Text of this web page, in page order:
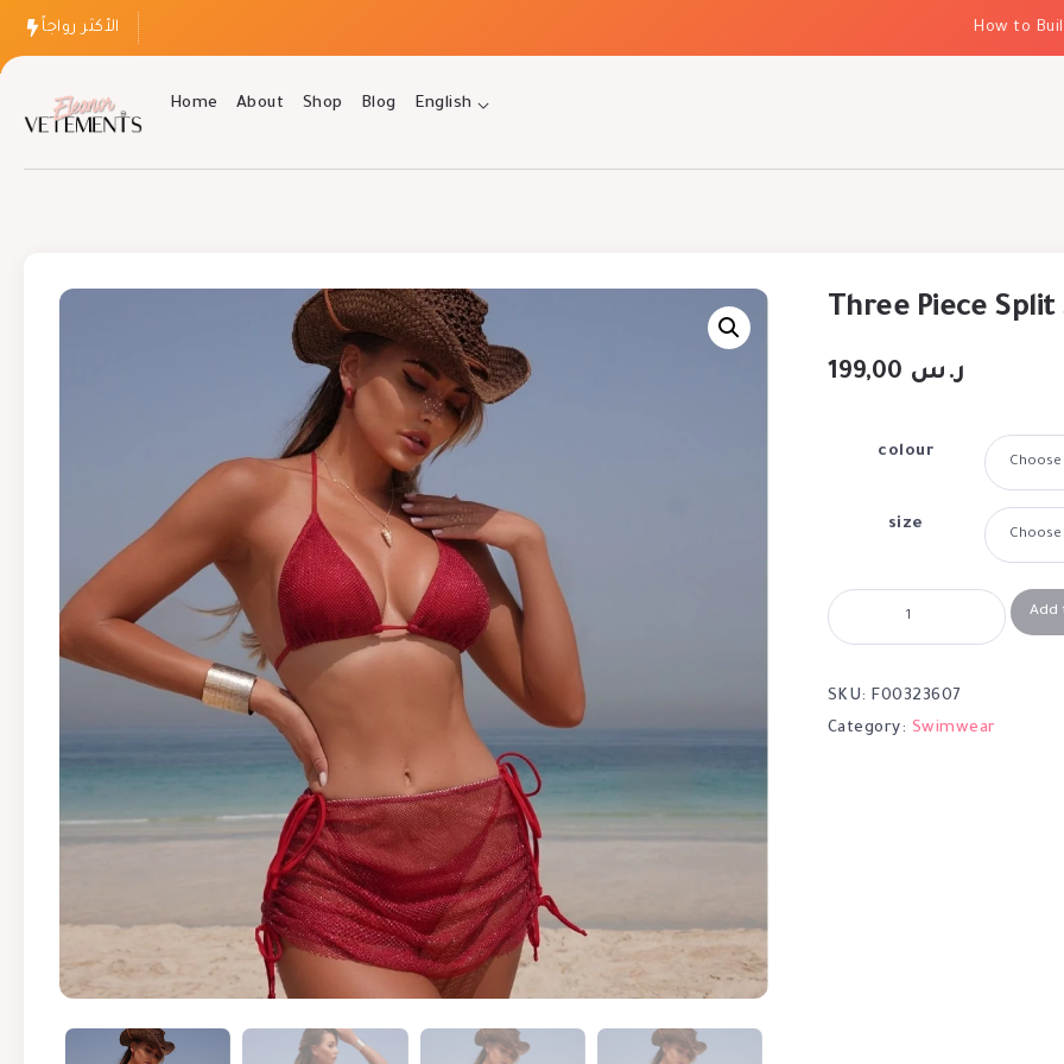
الأكثر رواجاً How to Build
Home About Shop Blog English
Three Piece
ر.س
colour
size
Add
SKU:F00323607
Category: Swimwear